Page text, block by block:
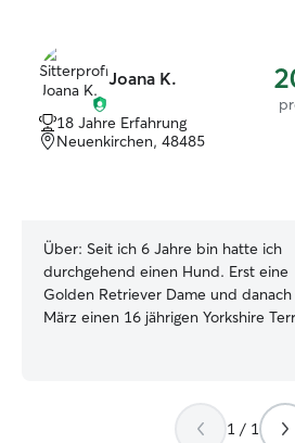
Joana K.
18 Jahre Erfahrung
Neuenkirchen, 48485
Über: Seit ich 6 Jahre bin hatte ich
durchgehend einen Hund. Erst eine
Golden Retriever Dame und danach
März einen 16 jährigen Yorkshire
Office und kann somit meine Zeit
flexibel einteilen:) Am Wochenende
1 / 1